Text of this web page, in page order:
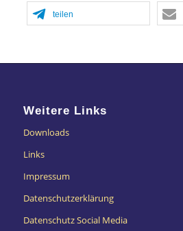
teilen
Weitere Links
Downloads
Links
Impressum
Datenschutzerklärung
Datenschutz Social Media